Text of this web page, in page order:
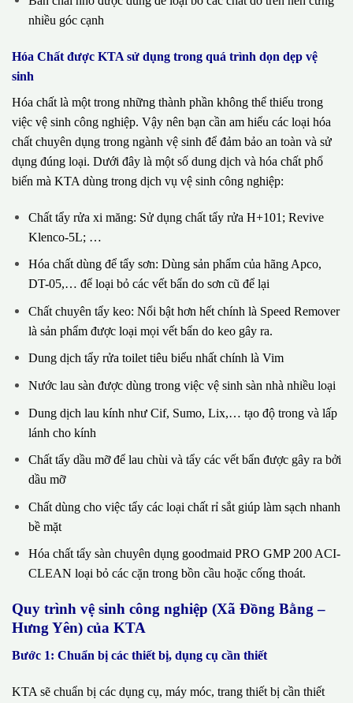
nhiều góc cạnh
Hóa Chất được KTA sử dụng trong quá trình dọn dẹp vệ
sinh
Hóa chất là một trong những thành phần không thể thiếu trong
việc vệ sinh công nghiệp. Vậy nên bạn cần am hiểu các loại hóa
chất chuyên dụng trong ngành vệ sinh để đảm bảo an toàn và sử
dụng đúng loại. Dưới đây là một số dung dịch và hóa chất phổ
biến mà KTA dùng trong dịch vụ vệ sinh công nghiệp:
Chất tẩy rửa xi măng: Sử dụng chất tẩy rửa H+101; Revive
Klenco-5L; …
Hóa chất dùng để tẩy sơn: Dùng sản phẩm của hãng Apco,
DT-05,… để loại bỏ các vết bẩn do sơn cũ để lại
Chất chuyên tẩy keo: Nổi bật hơn hết chính là Speed Remover
là sản phẩm được loại mọi vết bẩn do keo gây ra.
Dung dịch tẩy rửa toilet tiêu biểu nhất chính là Vim
Nước lau sàn được dùng trong việc vệ sinh sàn nhà nhiều loại
Dung dịch lau kính như Cif, Sumo, Lix,… tạo độ trong và lấp
lánh cho kính
Chất tẩy dầu mỡ để lau chùi và tẩy các vết bẩn được gây ra bởi
dầu mỡ
Chất dùng cho việc tẩy các loại chất rỉ sắt giúp làm sạch nhanh
bề mặt
Hóa chất tẩy sàn chuyên dụng goodmaid PRO GMP 200 ACI-
CLEAN loại bỏ các cặn trong bồn cầu hoặc cống thoát.
Quy trình vệ sinh công nghiệp (Xã Đồng Bằng –
Hưng Yên) của KTA
Bước 1: Chuẩn bị các thiết bị, dụng cụ cần thiết
KTA sẽ chuẩn bị các dụng cụ, máy móc, trang thiết bị cần thiết